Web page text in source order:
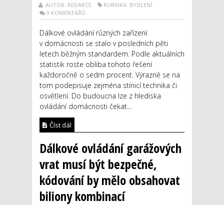
AUTOR: REDAKCE
RUBRIKA: BYDLENÍ
0 KOMENTÁŘŮ
Dálkové ovládání různých zařízení
v domácnosti se stalo v posledních pěti
letech běžným standardem. Podle aktuálních
statistik roste obliba tohoto řešení
každoročně o sedm procent. Výrazně se na
tom podepisuje zejména stínicí technika či
osvětlení. Do budoucna lze z hlediska
ovládání domácnosti čekat...
Číst dál
Dálkové ovládání garážových
vrat musí být bezpečné,
kódování by mělo obsahovat
biliony kombinací